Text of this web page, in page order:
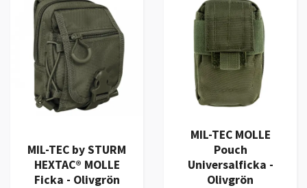
MIL-TEC by STURM
HEXTAC® MOLLE
Ficka - Olivgrön
MIL-TEC MOLLE
Pouch
Universalficka -
Olivgrön